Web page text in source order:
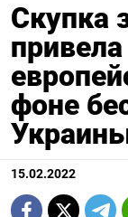
Скупка
фоне
15.02.2022